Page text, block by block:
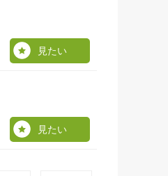
見たい
見たい